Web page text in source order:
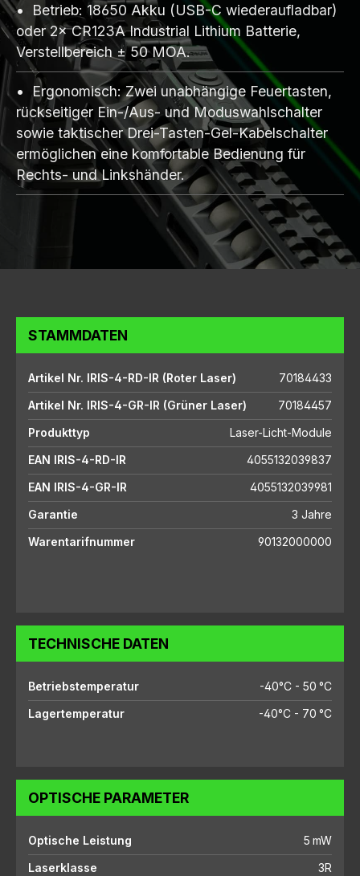
Betrieb: 18650 Akku (USB-C wiederaufladbar)
oder 2× CR123A Industrial Lithium Batterie,
Verstellbereich ± 50 MOA.
Ergonomisch: Zwei unabhängige Feuertasten,
rückseitiger Ein-/Aus- und Moduswahlschalter
sowie taktischer Drei-Tasten-Gel-Kabelschalter
ermöglichen eine komfortable Bedienung für
Rechts- und Linkshänder.
STAMMDATEN
Artikel Nr. IRIS-4-RD-IR (Roter Laser)
70184433
Artikel Nr. IRIS-4-GR-IR (Grüner Laser)
70184457
Produkttyp
Laser-Licht-Module
EAN IRIS-4-RD-IR
4055132039837
EAN IRIS-4-GR-IR
4055132039981
Garantie
3 Jahre
Warentarifnummer
90132000000
TECHNISCHE DATEN
Betriebstemperatur
-40°C - 50 °C
Lagertemperatur
-40°C - 70 °C
OPTISCHE PARAMETER
Optische Leistung
5 mW
Laserklasse
3R